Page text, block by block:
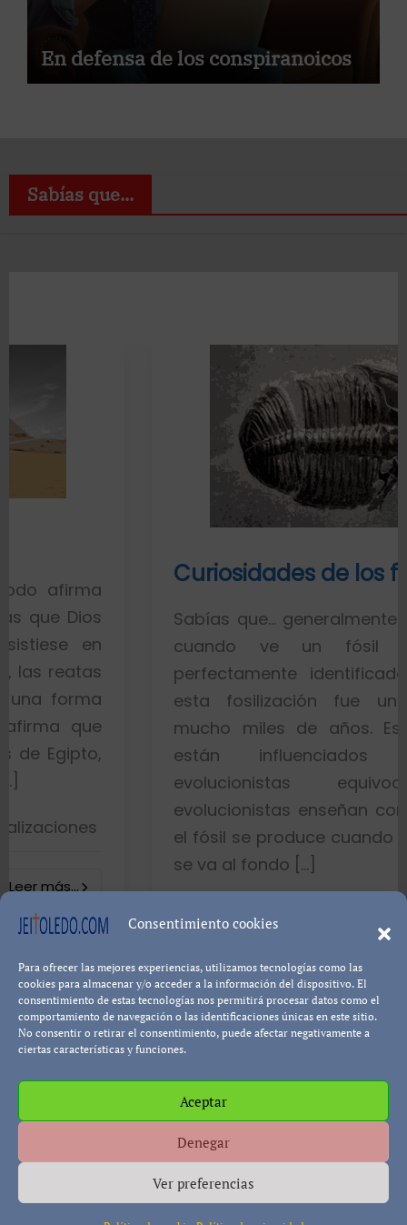
Consentimiento cookies
Para ofrecer las mejores experiencias, utilizamos tecnologías como las
cookies para almacenar y/o acceder a la información del dispositivo. El
consentimiento de estas tecnologías nos permitirá procesar datos como el
comportamiento de navegación o las identificaciones únicas en este sitio.
No consentir o retirar el consentimiento, puede afectar negativamente a
ciertas características y funciones.
Aceptar
Denegar
Ver preferencias
En defensa de los conspiranoicos
Sabías que...
Curiosidades de los fósiles
Sabías que… generalmente toda la
cuando ve un fósil de un
perfectamente identificado piensa
esta fosilización fue un proceso
mucho miles de años. Esto es
están influenciados por
evolucionistas equivocadas.
evolucionistas enseñan con gráficos
el fósil se produce cuando el pez
se va al fondo […]
Pablo Blanco Leer más...
Responsabilidad